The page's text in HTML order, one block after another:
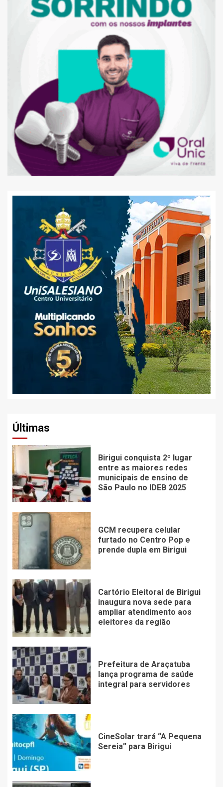
Últimas
Birigui conquista 2º lugar
entre as maiores redes
municipais de ensino de
São Paulo no IDEB 2025
GCM recupera celular
furtado no Centro Pop e
prende dupla em Birigui
Cartório Eleitoral de Birigui
inaugura nova sede para
ampliar atendimento aos
eleitores da região
Prefeitura de Araçatuba
lança programa de saúde
integral para servidores
CineSolar trará “A Pequena
Sereia” para Birigui